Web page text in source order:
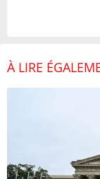
À LIRE